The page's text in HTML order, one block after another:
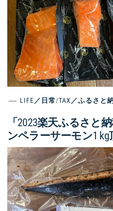
LIFE／日常/TAX／ふるさと
「2023楽天ふるさと
ンペラーサーモン1